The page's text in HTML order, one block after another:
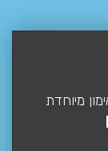
מיוחדת